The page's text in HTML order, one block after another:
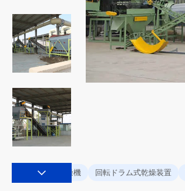
肥料乾燥機 回転ドラム式乾燥装置